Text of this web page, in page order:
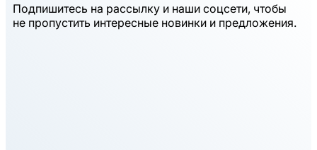
Подпишитесь на рассылку и наши соцсети, чтобы
не пропустить интересные новинки и предложения.